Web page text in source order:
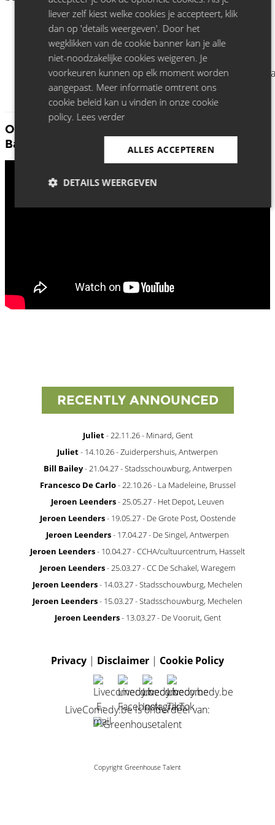
Ontdek meer Matthysen, Mosuse en Van
Ballaert:
RECENTLY ANNOUNCED
Juliet- 22.11.26 - Minard, Gent
Juliet- 14.10.26 - Zuiderpershuis, Antwerpen
Bill Bailey- 21.04.27 - Stadsschouwburg, Antwerpen
Francesco De Carlo- 22.10.26 - La Madeleine, Brussel
Jeroen Leenders- 25.05.27 - Het Depot, Leuven
Jeroen Leenders- 19.05.27 - De Grote Post, Oostende
Jeroen Leenders- 17.04.27 - De Singel, Antwerpen
Jeroen Leenders- 10.04.27 - CCHA/cultuurcentrum, Hasselt
Jeroen Leenders- 25.03.27 - CC De Schakel, Waregem
Jeroen Leenders- 14.03.27 - Stadsschouwburg, Mechelen
Jeroen Leenders- 15.03.27 - Stadsschouwburg, Mechelen
Jeroen Leenders- 13.03.27 - De Vooruit, Gent
Privacy | Disclaimer | Cookie Policy
LiveComedy.be is onderdeel van:
Copyright Greenhouse Talent
liever zelf kiest welke cookies je accepteert, klik
dan op 'details weergeven'. Door het
wegklikken van de cookie banner kan je alle
niet-noodzakelijke cookies weigeren. Je
voorkeuren kunnen op elk moment worden
aangepast. Meer informatie omtrent ons
cookie beleid kan u vinden in onze cookie
policy. Lees verder
ALLES ACCEPTEREN
DETAILS WEERGEVEN